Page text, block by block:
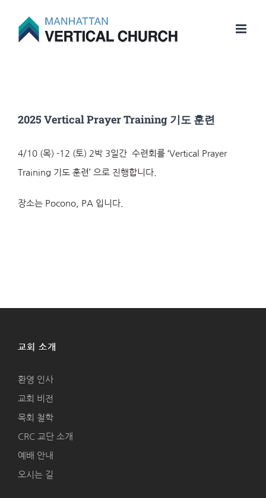
2025 Vertical Prayer Training 기도 훈련
4/1 0 (목) -12 (토) 2박 3일간 수련회를 ‘Vertical Prayer
Training 기도 훈련’ 으로 진행합니다.
장소는 Pocono, PA 입니다.​
교회 소개
환영 인사
교회 비전
목회 철학
CRC 교단 소개
예배 안내
오시는 길